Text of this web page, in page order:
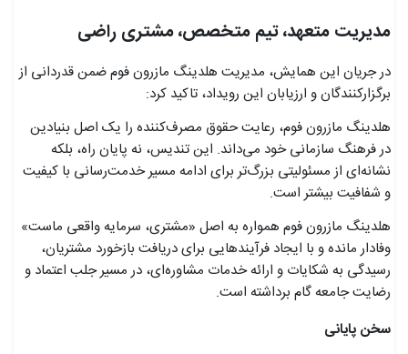
مدیریت متعهد، تیم متخصص، مشتری راضی
در جریان این همایش، مدیریت هلدینگ مازرون فوم ضمن قدردانی از
برگزارکنندگان و ارزیابان این رویداد، تاکید کرد:
هلدینگ مازرون فوم، رعایت حقوق مصرف‌کننده را یک اصل بنیادین
در فرهنگ سازمانی خود می‌داند. این تندیس، نه پایان راه، بلکه
نشانه‌ای از مسئولیتی بزرگ‌تر برای ادامه مسیر خدمت‌رسانی با کیفیت
و شفافیت بیشتر است.
هلدینگ مازرون فوم همواره به اصل «مشتری، سرمایه واقعی ماست»
وفادار مانده و با ایجاد فرآیندهایی برای دریافت بازخورد مشتریان،
رسیدگی به شکایات و ارائه خدمات مشاوره‌ای، در مسیر جلب اعتماد و
رضایت جامعه گام برداشته است.
سخن پایانی